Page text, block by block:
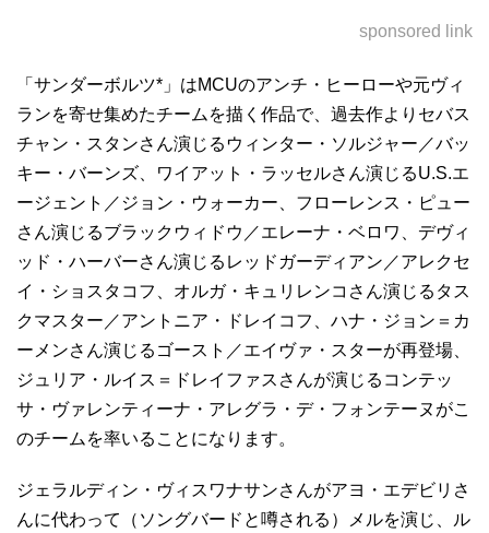
sponsored link
「サンダーボルツ*」はMCUのアンチ・ヒーローや元ヴィ
ランを寄せ集めたチームを描く作品で、過去作よりセバス
チャン・スタンさん演じるウィンター・ソルジャー／バッ
キー・バーンズ、ワイアット・ラッセルさん演じるU.S.エ
ージェント／ジョン・ウォーカー、フローレンス・ピュー
さん演じるブラックウィドウ／エレーナ・ベロワ、デヴィ
ッド・ハーバーさん演じるレッドガーディアン／アレクセ
イ・ショスタコフ、オルガ・キュリレンコさん演じるタス
クマスター／アントニア・ドレイコフ、ハナ・ジョン＝カ
ーメンさん演じるゴースト／エイヴァ・スターが再登場、
ジュリア・ルイス＝ドレイファスさんが演じるコンテッ
サ・ヴァレンティーナ・アレグラ・デ・フォンテーヌがこ
のチームを率いることになります。
ジェラルディン・ヴィスワナサンさんがアヨ・エデビリさ
んに代わって（ソングバードと噂される）メルを演じ、ル